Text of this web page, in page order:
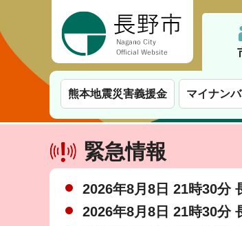
熊本地震災害義援金 マイナン
緊急情報
2026年8月8日 21時30分
2026年8月8日 21時30分